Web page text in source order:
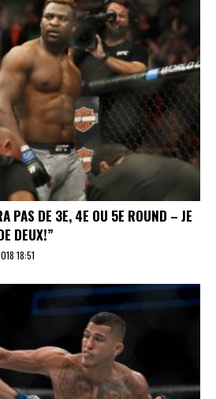
PAS DE 3E, 4E OU 5E ROUND – JE
DEUX!”
18:51